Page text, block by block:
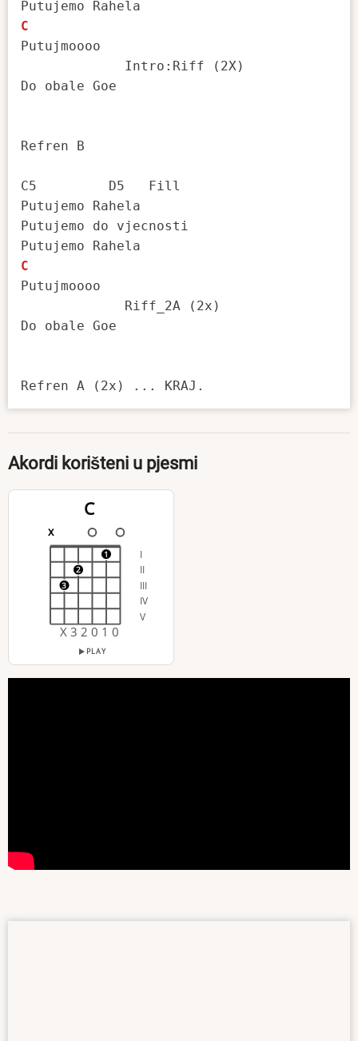
C
Putujmoooo
             Intro:Riff (2X)
Do obale Goe
Refren B
C5         D5   Fill
Putujemo Rahela
Putujemo do vjecnosti
C
Putujmoooo
             Riff_2A (2x)
Do obale Goe
Refren A (2x) ... KRAJ.
Akordi korišteni u pjesmi
C
x
I
II
III
IV
V
3
2
1
X 3 2 0 1 0
PLAY